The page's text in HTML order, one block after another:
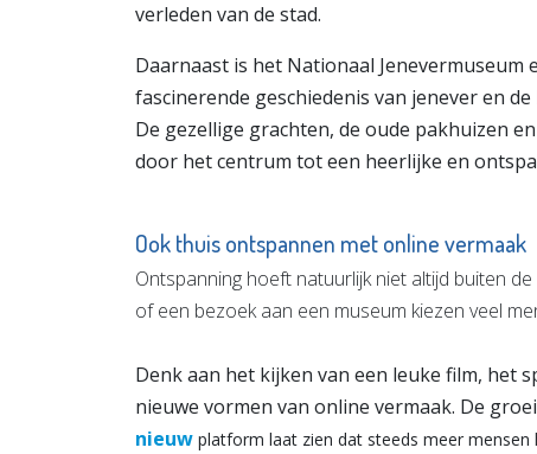
verleden van de stad.
Daarnaast is het Nationaal Jenevermuseum
fascinerende geschiedenis van jenever en
De gezellige grachten, de oude pakhuizen
door het centrum tot een heerlijke en
Ook thuis ontspannen met online vermaak
Ontspanning hoeft natuurlijk niet altijd buiten
of een bezoek aan een museum kiezen veel
Denk aan het kijken van een leuke film, het
nieuwe vormen van online vermaak. De
nieuw platform laat zien dat steeds meer mensen